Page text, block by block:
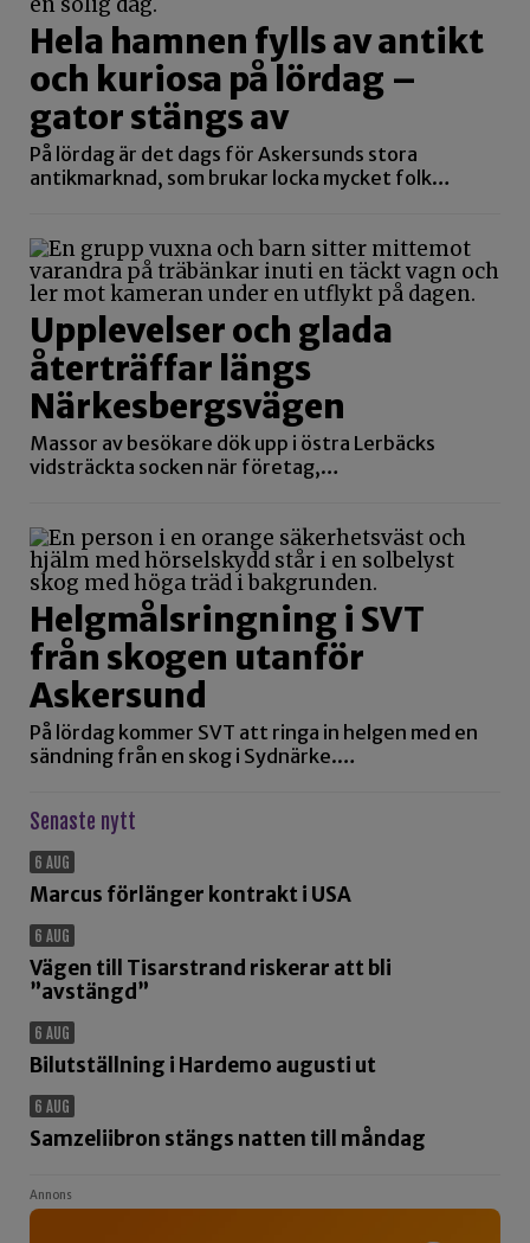
Hela hamnen fylls av antikt
och kuriosa på lördag –
gator stängs av
På lördag är det dags för Askersunds stora
antikmarknad, som brukar locka mycket folk…
Upplevelser och glada
återträffar längs
Närkesbergsvägen
Massor av besökare dök upp i östra Lerbäcks
vidsträckta socken när företag,…
Helgmålsringning i SVT
från skogen utanför
Askersund
På lördag kommer SVT att ringa in helgen med en
sändning från en skog i Sydnärke.…
Senaste nytt
6 AUG
Marcus förlänger kontrakt i USA
6 AUG
Vägen till Tisarstrand riskerar att bli
”avstängd”
6 AUG
Bilutställning i Hardemo augusti ut
6 AUG
Samzeliibron stängs natten till måndag
Annons